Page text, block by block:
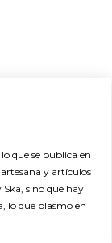
que se publica en
y artículos
sino que hay
lo que plasmo en